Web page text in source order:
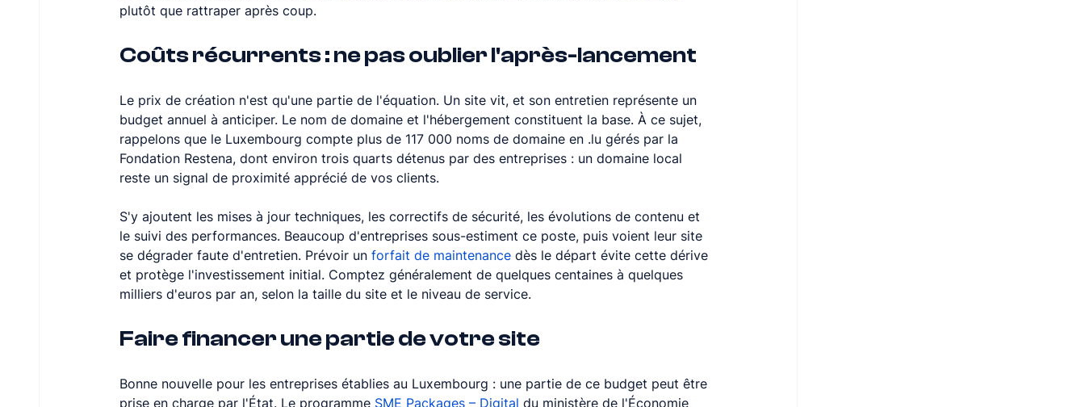
plutôt que rattraper après coup.
Coûts récurrents : ne pas oublier l'après-lancement
Le prix de création n'est qu'une partie de l'équation. Un site vit, et son entretien représente un
budget annuel à anticiper. Le nom de domaine et l'hébergement constituent la base. À ce sujet,
rappelons que le Luxembourg compte plus de 117 000 noms de domaine en .lu gérés par la
Fondation Restena, dont environ trois quarts détenus par des entreprises : un domaine local
reste un signal de proximité apprécié de vos clients.
S'y ajoutent les mises à jour techniques, les correctifs de sécurité, les évolutions de contenu et
le suivi des performances. Beaucoup d'entreprises sous-estiment ce poste, puis voient leur site
se dégrader faute d'entretien. Prévoir un forfait de maintenance dès le départ évite cette dérive
et protège l'investissement initial. Comptez généralement de quelques centaines à quelques
milliers d'euros par an, selon la taille du site et le niveau de service.
Faire financer une partie de votre site
Bonne nouvelle pour les entreprises établies au Luxembourg : une partie de ce budget peut être
prise en charge par l'État. Le programme SME Packages – Digital du ministère de l'Économie